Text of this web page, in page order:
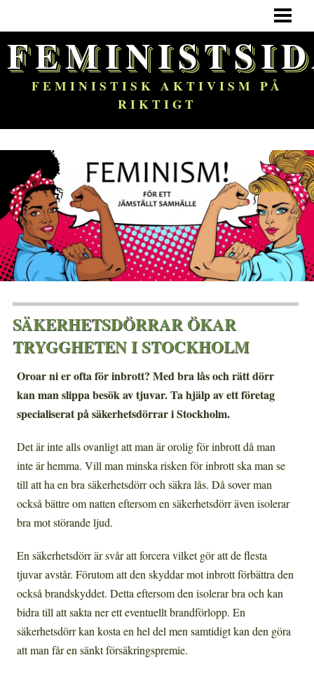
FEMINISM
OM BLOGGEN
FEMINISTISK AKTIVISM PÅ
RIKTIGT
SÄKERHETSDÖRRAR ÖKAR
TRYGGHETEN I STOCKHOLM
Oroar ni er ofta för inbrott? Med bra lås och rätt dörr
kan man slippa besök av tjuvar. Ta hjälp av ett företag
specialiserat på säkerhetsdörrar i Stockholm.
Det är inte alls ovanligt att man är orolig för inbrott då man
inte är hemma. Vill man minska risken för inbrott ska man se
till att ha en bra säkerhetsdörr och säkra lås. Då sover man
också bättre om natten eftersom en säkerhetsdörr även isolerar
bra mot störande ljud.
En säkerhetsdörr är svår att forcera vilket gör att de flesta
tjuvar avstår. Förutom att den skyddar mot inbrott förbättra den
också brandskyddet. Detta eftersom den isolerar bra och kan
bidra till att sakta ner ett eventuellt brandförlopp. En
säkerhetsdörr kan kosta en hel del men samtidigt kan den göra
att man får en sänkt försäkringspremie.